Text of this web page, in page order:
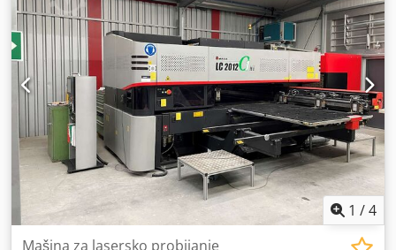
dužina stola:3.220 mm , visina stola:960 mm, dubina grla:
420 mm , kapacitet rezervoara za ulje:295 l, ukupna
dužina: 4.360 mm , ukupna širina:2.660 mm, ukupna
visina: 3.050 mm , ukupna težina:15.000 kg, godina
poslednjeg generalnog servisa:2025, Oprema:CE oznaka,
dokumentacija/priručnik, sigurnosna svetlosna barijera,
videti gore. Za dodatna pitanja i detaljnije informacije,
molimo vas da nas kontaktirate direktno. Csdpfxszkhvle
Agrjrf
1 /4
Mašina za lasersko probijanje